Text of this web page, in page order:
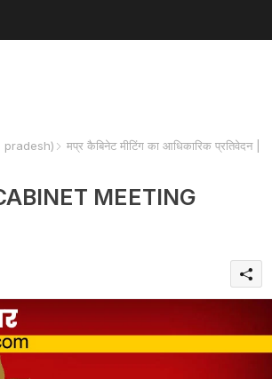
pradesh)
मप्र कैबिनेट मीटिंग का आधिकारिक प्रतिवेदन |
MEETING